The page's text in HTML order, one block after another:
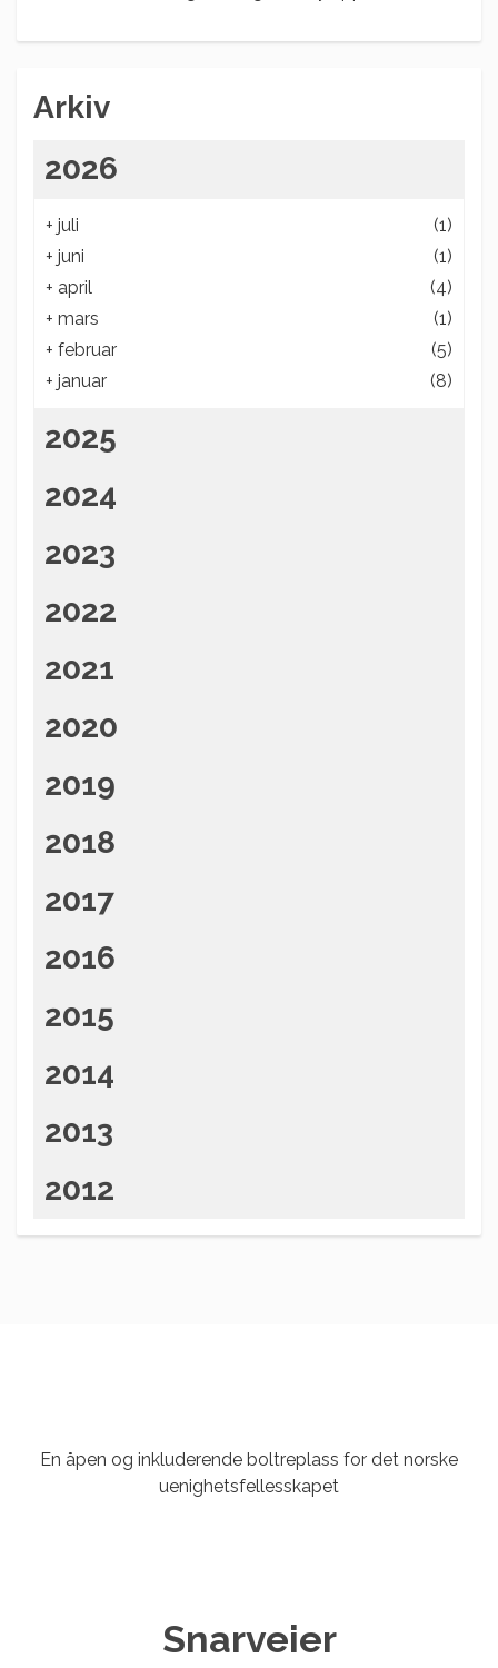
Arkiv
2026
+ juli
(1)
+ juni
(1)
+ april
(4)
+ mars
(1)
+ februar
(5)
+ januar (8)
2025
2024
2023
2022
2021
2020
2019
2018
2017
2016
2015
2014
2013
2012
En åpen og inkluderende boltreplass for det norske
uenighetsfellesskapet
Snarveier